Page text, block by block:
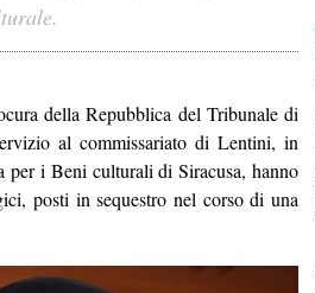
della Repubblica del Tribunale di
al commissariato di Lentini, in
per i Beni culturali di Siracusa, hanno
posti in sequestro nel corso di una